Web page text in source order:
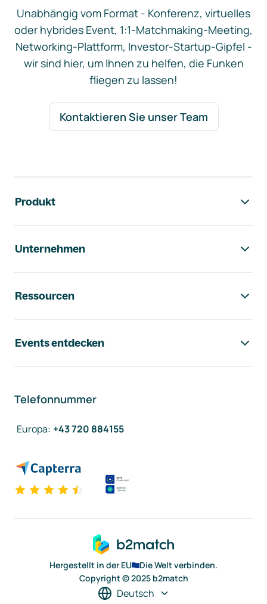
Unabhängig vom Format - Konferenz, virtuelles
oder hybrides Event, 1:1-Matchmaking-Meeting,
Networking-Plattform, Investor-Startup-Gipfel -
wir sind hier, um Ihnen zu helfen, die Funken
fliegen zu lassen!
Kontaktieren Sie unser Team
Produkt
Unternehmen
Ressourcen
Events entdecken
Telefonnummer
Europa: +43 720 884155
Hergestellt in der EU
Die Welt verbinden.
Copyright © 2025 b2match
Deutsch